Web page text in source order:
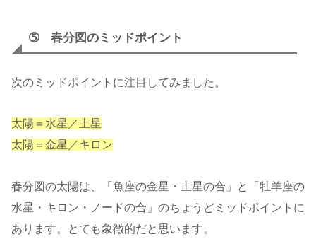
➄ 春分図のミッドポイント
次のミッドポイントに注目してみました。
太陽＝水星／土星
太陽＝金星／キロン
春分図の太陽は、「魚座の金星・土星の合」と「牡羊座の
水星・キロン・ノードの合」のちょうどミッドポイントに
あります。とても象徴的だと思います。